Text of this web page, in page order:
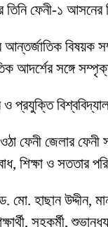
ফেনী-১ আসনের
আন্তর্জাতিক
আদর্শের সঙ্গে
প্রযুক্তি
ফেনী জেলার
শিক্ষা ও সততার
হাছান উদ্দীন,
সহকর্মী,